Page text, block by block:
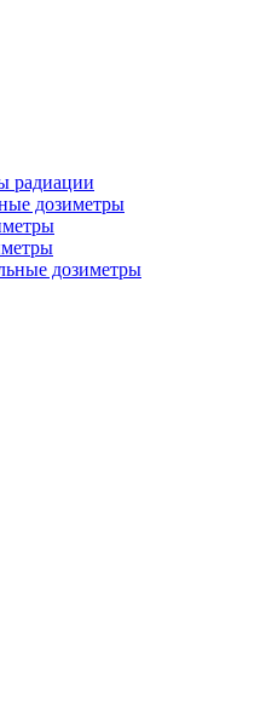
радиации
дозиметры
дозиметры